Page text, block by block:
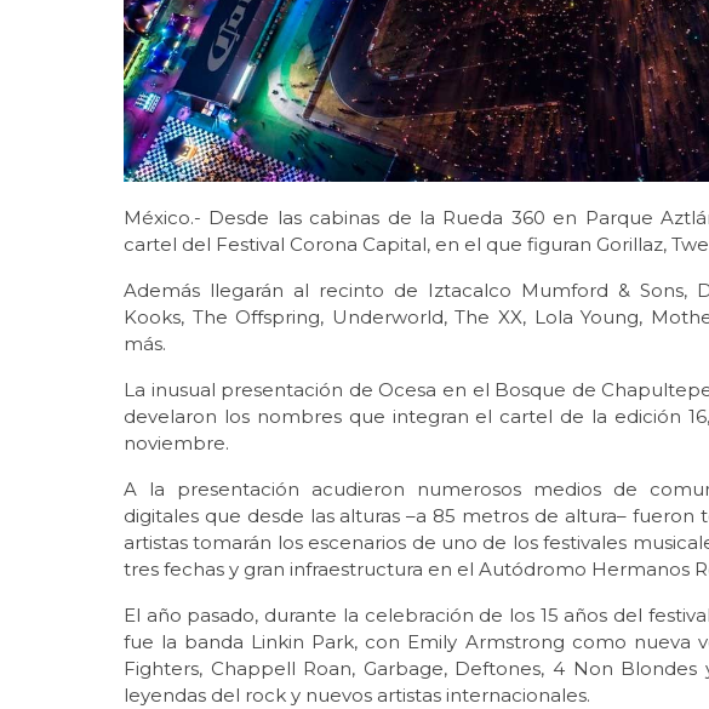
México.- Desde las cabinas de la Rueda 360 en Parque
cartel del Festival Corona Capital, en el que figuran Gorillaz,
Además llegarán al recinto de Iztacalco Mumford & Sons,
Kooks, The Offspring, Underworld, The XX, Lola Young,
más.
La inusual presentación de Ocesa en el Bosque de
develaron los nombres que integran el cartel de la edición
noviembre.
A la presentación acudieron numerosos medios de
digitales que desde las alturas –a 85 metros de altura– fueron
artistas tomarán los escenarios de uno de los festivales
tres fechas y gran infraestructura en el Autódromo Hermanos
El año pasado, durante la celebración de los 15 años del
fue la banda Linkin Park, con Emily Armstrong como nueva
Fighters, Chappell Roan, Garbage, Deftones, 4 Non
leyendas del rock y nuevos artistas internacionales.